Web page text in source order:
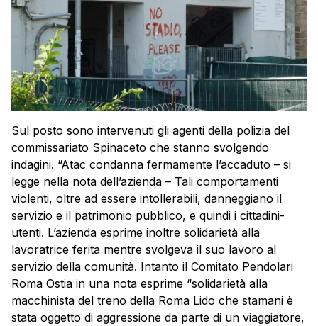
Sul posto sono intervenuti gli agenti della polizia del
commissariato Spinaceto che stanno svolgendo
indagini. “Atac condanna fermamente l’accaduto – si
legge nella nota dell’azienda – Tali comportamenti
violenti, oltre ad essere intollerabili, danneggiano il
servizio e il patrimonio pubblico, e quindi i cittadini-
utenti. L’azienda esprime inoltre solidarietà alla
lavoratrice ferita mentre svolgeva il suo lavoro al
servizio della comunità. Intanto il Comitato Pendolari
Roma Ostia in una nota esprime “solidarietà alla
macchinista del treno della Roma Lido che stamani è
stata oggetto di aggressione da parte di un viaggiatore,